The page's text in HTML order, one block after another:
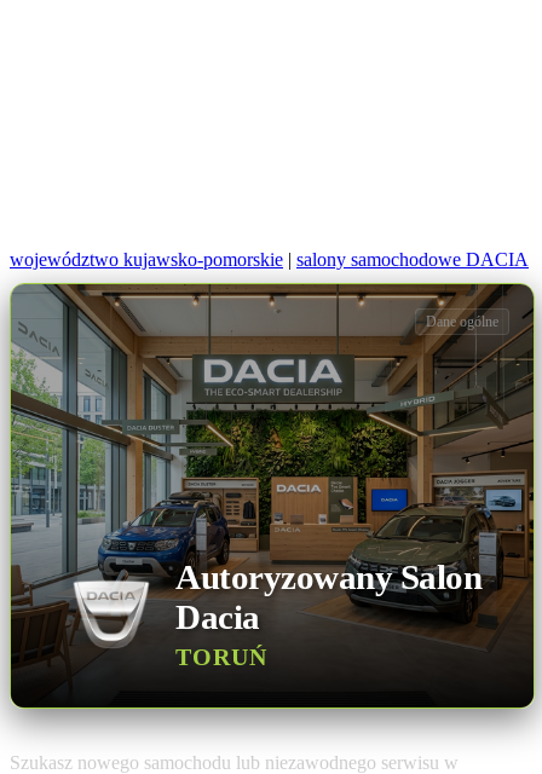
województwo kujawsko-pomorskie | salony samochodowe DACIA
Autoryzowany Salon
Dacia
TORUŃ
Dane ogólne
Szukasz nowego samochodu lub niezawodnego serwisu w